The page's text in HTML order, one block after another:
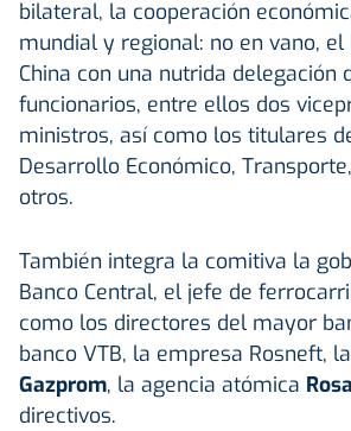
bilateral, la cooperación
mundial y regional: no en vano,
China con una nutrida delegación
funcionarios, entre ellos dos
ministros, así como los titulares
Desarrollo Económico,
otros.
También integra la comitiva la
Banco Central, el jefe de
como los directores del mayor
banco VTB, la empresa Rosneft,
Gazprom, la agencia atómica
directivos.